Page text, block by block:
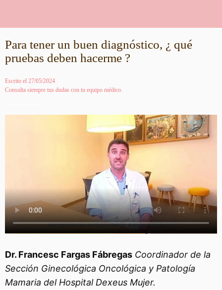
Para tener un buen diagnóstico, ¿ qué
pruebas deben hacerme ?
Escrito el 27/05/2024
Consulta siempre tus dudas con tu equipo médico.
Dr. Francesc Fargas Fábregas Coordinador de la
Sección Ginecológica Oncológica y Patología
Mamaria del Hospital Dexeus Mujer.